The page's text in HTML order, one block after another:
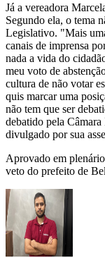
Já a vereadora
Segundo ela, o tema
Legislativo. "Mais
canais de imprensa
nada a vida do
meu voto de
cultura de não votar
quis marcar uma
não tem que ser
debatido pela
divulgado por sua
Aprovado em
veto do prefeito de